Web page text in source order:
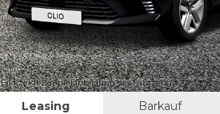
Bild zeigt Beispielabbildung des Fahrzeugs
Leasing Barkauf